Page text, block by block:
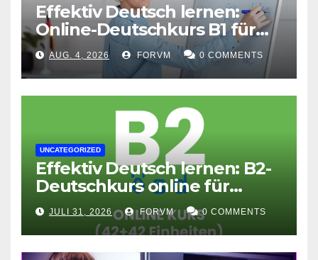
Effektiv Deutsch lernen:
Online-Deutschkurs B1 für
flexible Lernerfolge
AUG. 4, 2026 FORVM 0 COMMENTS
UNCATEGORIZED
Effektiv Deutsch lernen: B2-
Deutschkurs online für
Fortgeschrittene
JULI 31, 2026 FORVM 0 COMMENTS